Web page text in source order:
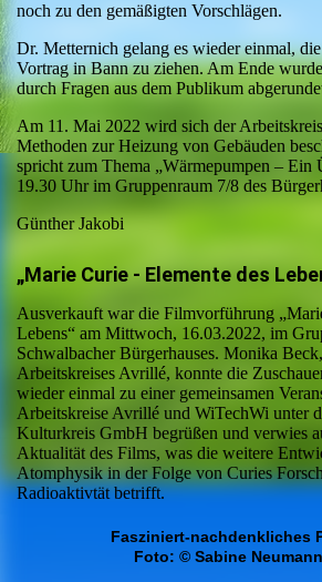
noch zu den gemäßigten Vorschlägen.
Dr. Metternich gelang es wieder einmal,
Vortrag in Bann zu ziehen. Am Ende
durch Fragen aus dem Publikum
Am 11. Mai 2022 wird sich der
Methoden zur Heizung von Gebäuden
spricht zum Thema „Wärmepumpen – Ein
19.30 Uhr im Gruppenraum 7/8 des
Günther Jakobi
„Marie Curie - Elemente des
Ausverkauft war die Filmvorführung
Lebens“ am Mittwoch, 16.03.2022, im
Schwalbacher Bürgerhauses. Monika
Arbeitskreises Avrillé, konnte die
wieder einmal zu einer gemeinsamen
Arbeitskreise Avrillé und WiTechWi unter
Kulturkreis GmbH begrüßen und verwies
Aktualität des Films, was die weitere
Atomphysik in der Folge von Curies
Radioaktivtät betrifft.
Fasziniert-nachdenkliches
Foto: © Sabine